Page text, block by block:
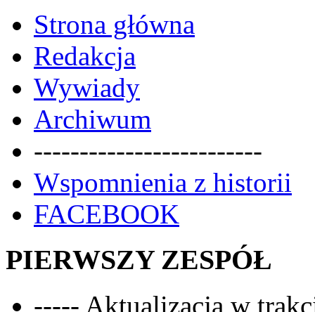
Strona główna
Redakcja
Wywiady
Archiwum
-------------------------
Wspomnienia z historii
FACEBOOK
PIERWSZY ZESPÓŁ
----- Aktualizacja w